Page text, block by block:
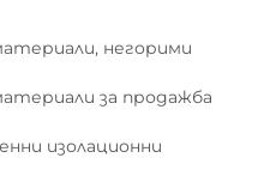
негорими
за продажба
изолационни